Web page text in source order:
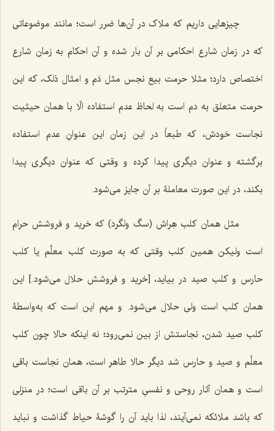
چیزهایی داریم که ملاک در آن‌ها ضرر است؛ مانند موضوعاتی
که در زمان شارع احکامی بر آن بار شده و آن احکام به زمان شارع
اختصاص دارد؛ مثلا حرمت بیع نجس مثل دَم و امثال ذلک، که این
حرمت متعلق به دم است به لحاظ عدم استفاده الّا با همان حیثیت
نجاست خودش، که طبعاً در این زمان این عنوانِ عدم استفاده
برگشته و عنوان دیگری پیدا کرده و وقتی که عنوان دیگری پیدا
بکند، در این صورت معاملۀ بر آن جایز می‌شود.
مثل همان کلب هِراش (سگ ولگرد) که خرید و فروشش حرام
است ولیکن همین کلب وقتی که به صورت کلب معلَّم یا کلب
حارس و کلب صید در بیاید، [خرید و فروشش حلال می‌شود.] این
همان کلب است ولی حلال می‌شود. و مهم این است که به‌واسطۀ
کلب صید شدن، نجاستش از بین نمی‌رود؛ نه اینکه حالا چون کلب
معلَّم و صید و حارس شد دیگر حالا طاهر است، همان نجاست باقی
است و همان آثار روحی و نفسیِ مترتب بر آن باقی است؛ در منزلی
که باشد ملائکه نمی‌آیند، لذا باید آن را گوشۀ حیاط گذاشت و نباید